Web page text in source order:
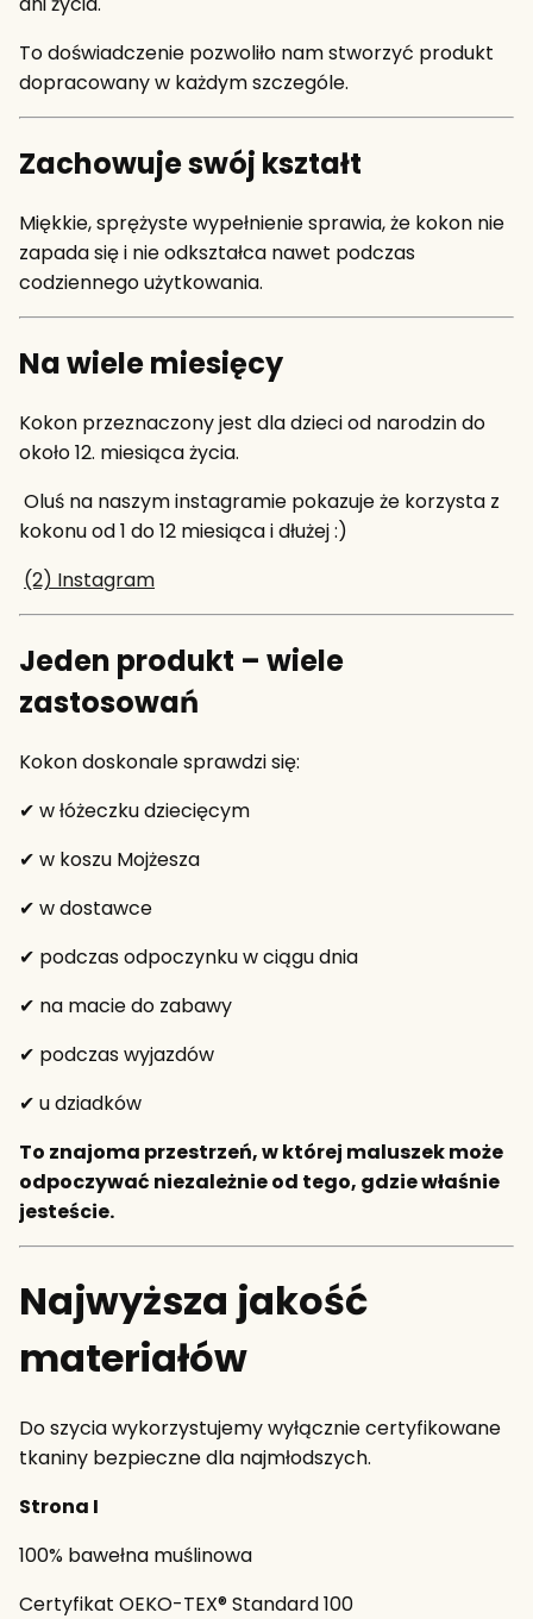
To doświadczenie pozwoliło nam stworzyć produkt
dopracowany w każdym szczególe.
Zachowuje swój kształt
Miękkie, sprężyste wypełnienie sprawia, że kokon nie
zapada się i nie odkształca nawet podczas
codziennego użytkowania.
Na wiele miesięcy
Kokon przeznaczony jest dla dzieci od narodzin do
około 12. miesiąca życia.
Oluś na naszym instagramie pokazuje że korzysta z
kokonu od 1 do 12 miesiąca i dłużej :)
(2) Instagram
Jeden produkt – wiele
zastosowań
Kokon doskonale sprawdzi się:
✔ w łóżeczku dziecięcym
✔ w koszu Mojżesza
✔ w dostawce
✔ podczas odpoczynku w ciągu dnia
✔ na macie do zabawy
✔ podczas wyjazdów
✔ u dziadków
To znajoma przestrzeń, w której maluszek może
odpoczywać niezależnie od tego, gdzie właśnie
jesteście.
Najwyższa jakość
materiałów
Do szycia wykorzystujemy wyłącznie certyfikowane
tkaniny bezpieczne dla najmłodszych.
Strona I
100% bawełna muślinowa
Certyfikat OEKO-TEX® Standard 100